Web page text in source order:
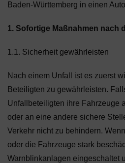
Baden-Württemberg in einen
1. Sofortige Maßnahmen nach
1.1. Sicherheit gewährleisten
Nach einem Unfall ist es zuerst
Beteiligten zu gewährleisten.
Unfallbeteiligten ihre Fahrzeuge
oder an eine andere sichere
Verkehr nicht zu behindern.
oder die Fahrzeuge stark
Warnblinkanlagen eingeschaltet